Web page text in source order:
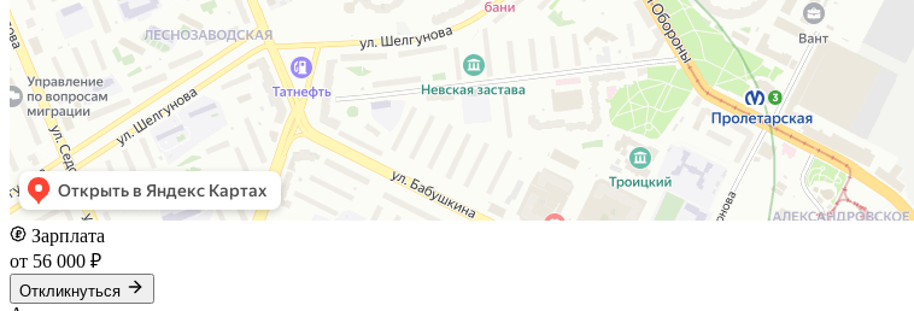
Зарплата
от 56 000 ₽
Откликнуться